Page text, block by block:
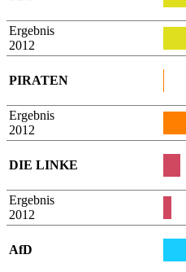
Ergebnis
2012
PIRATEN
Ergebnis
2012
DIE LINKE
Ergebnis
2012
AfD